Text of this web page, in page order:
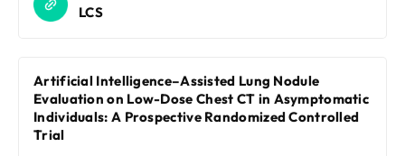
LCS
Artificial Intelligence–Assisted Lung Nodule
Evaluation on Low-Dose Chest CT in Asymptomatic
Individuals: A Prospective Randomized Controlled
Trial